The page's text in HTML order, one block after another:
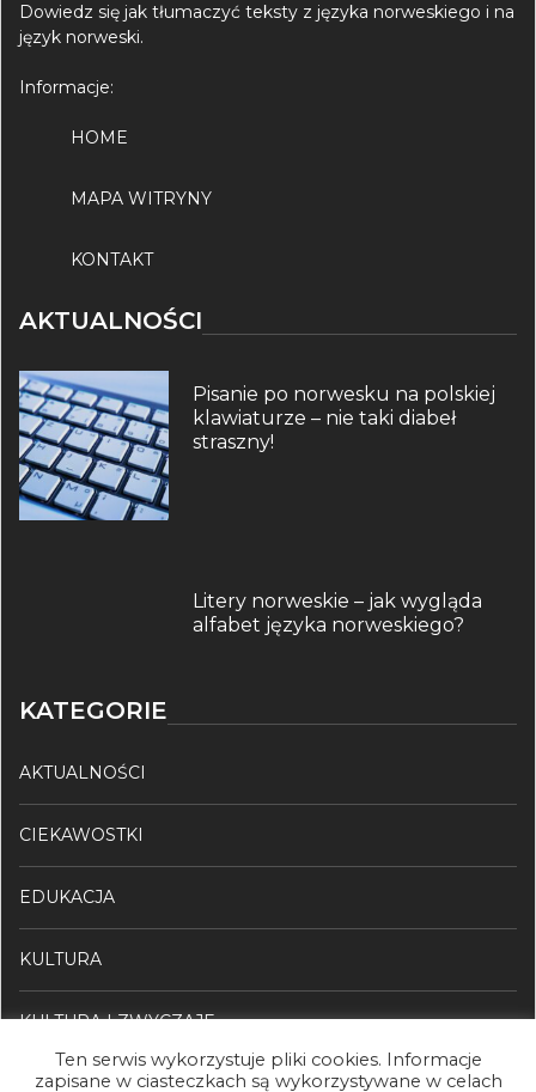
Dowiedz się jak tłumaczyć teksty z języka norweskiego i na
język norweski.
Informacje:
HOME
MAPA WITRYNY
KONTAKT
AKTUALNOŚCI
Pisanie po norwesku na polskiej
klawiaturze – nie taki diabeł
straszny!
Litery norweskie – jak wygląda
alfabet języka norweskiego?
KATEGORIE
AKTUALNOŚCI
CIEKAWOSTKI
EDUKACJA
KULTURA
KULTURA I ZWYCZAJE
SŁOWNICTWO
Ten serwis wykorzystuje pliki cookies. Informacje
zapisane w ciasteczkach są wykorzystywane w celach